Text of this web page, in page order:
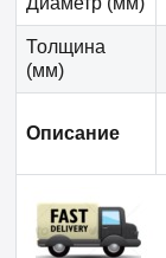
Толщина
(мм)
Описание